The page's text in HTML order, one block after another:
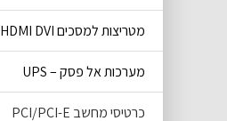
מטריצות למסכים VGA HDMI DVI
מערכות אל פסק – UPS
כרטיסי מחשב PCI/PCI-E